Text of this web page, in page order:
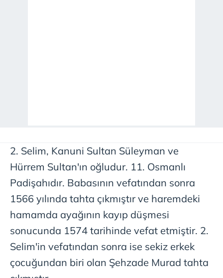
2. Selim, Kanuni Sultan Süleyman ve
Hürrem Sultan'ın oğludur. 11. Osmanlı
Padişahıdır. Babasının vefatından sonra
1566 yılında tahta çıkmıştır ve haremdeki
hamamda ayağının kayıp düşmesi
sonucunda 1574 tarihinde vefat etmiştir. 2.
Selim'in vefatından sonra ise sekiz erkek
çocuğundan biri olan Şehzade Murad tahta